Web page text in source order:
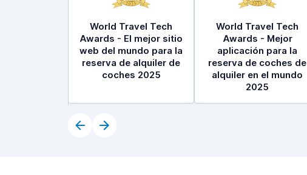
World Travel Tech
Awards - El mejor sitio
web del mundo para la
reserva de alquiler de
coches 2025
World Travel Tech
Awards - Mejor
aplicación para la
reserva de coches de
alquiler en el mundo
2025